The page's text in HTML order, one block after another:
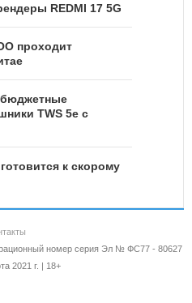
REDMI 17 5G
проходит
бюджетные
TWS 5e с
к скорому
номер серия Эл № ФС77 - 80627
2021 г. | 18+